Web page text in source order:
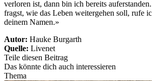
verloren ist, dann bin ich bereits
fragst, wie das Leben weitergehen soll, rufe
deinem Namen.»
Autor: Hauke Burgarth
Quelle: Livenet
Teile diesen Beitrag
Das könnte dich auch interessieren
Thema